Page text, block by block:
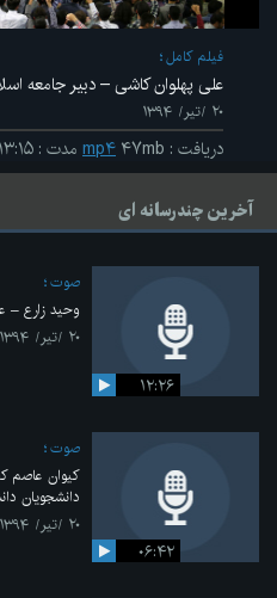
فیلم کامل
علی پهلوان کاشی – دبیر جامعه
۲۰ /تیر/ ۱۳۹۴
دریافت : mp۴ ۴۷mb مدت : ۱۳:۱۵
آخرین چندرسانه ای
۱۲:۲۶
صوت
وحید زارع –
۲۰ /تیر/ ۱۳۹۴
۰۶:۴۲
صوت
کیوان عاصم
دانشجویان
۲۰ /تیر/ ۱۳۹۴